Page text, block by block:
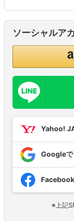
ソーシャルア
Yahoo!
Googleで
※上記